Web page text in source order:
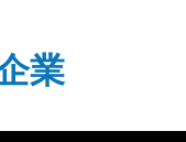
業